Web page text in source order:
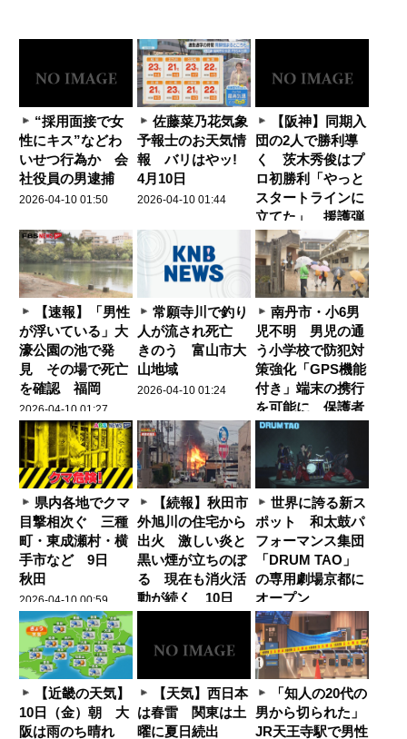
“採用面接で女
性にキス”などわ
いせつ行為か 会
社役員の男逮捕
2026-04-10 01:50
0 0
佐藤菜乃花気象
予報士のお天気情
報 バリはやッ!
4月10日
2026-04-10 01:44
0
【阪神】同期入
団の2人で勝利導
く 茨木秀俊はプ
ロ初勝利「やっと
スタートラインに
立てた」 援護弾
の森下翔太は「最
高の結果」
2026-04-10 01:30
0 0 0
【速報】「男性
が浮いている」大
濠公園の池で発
見 その場で死亡
を確認 福岡
2026-04-10 01:27
0 0 0
常願寺川で釣り
人が流され死亡
きのう 富山市大
山地域
2026-04-10 01:24
0 0 0
南丹市・小6男
児不明 男児の通
う小学校で防犯対
策強化「GPS機能
付き」端末の携行
を可能に 保護者
「心配で購入し
た」
2026-04-10 01:22
0 0 0
県内各地でクマ
目撃相次ぐ 三種
町・東成瀬村・横
手市など 9日
秋田
2026-04-10 00:59
0 0 0
【続報】秋田市
外旭川の住宅から
出火 激しい炎と
黒い煙が立ちのぼ
る 現在も消火活
動が続く 10日
世界に誇る新ス
ポット 和太鼓パ
フォーマンス集団
「DRUM TAO」
の専用劇場京都に
オープン
2026-04-10 00:25
0 0 0
【近畿の天気】
10日（金）朝 大
阪は雨のち晴れ
【天気】西日本
は春雷 関東は土
曜に夏日続出
「知人の20代の
男から切られた」
JR天王寺駅で男性